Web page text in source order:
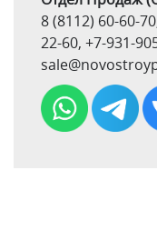
8 (8112) 60-60-70
22-60, +7-931-